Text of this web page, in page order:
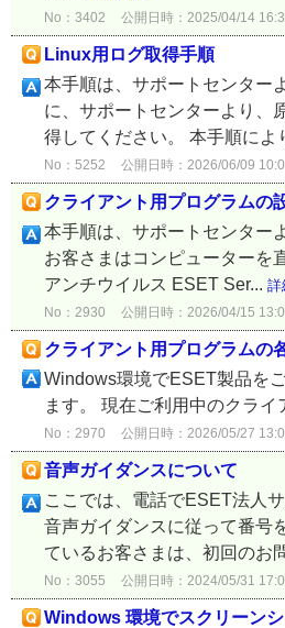
No：3402 公開日時：2025/04/14
Linux用ログ取得手順
本手順は、サポートセンター
に、サポートセンターより、
得してください。 本手順によ
No：5252 公開日時：2026/06/09
クライアント用プログラムの
本手順は、サポートセンター
お客さまはコンピューターを
アンチウイルス ESET Ser... 詳
No：2930 公開日時：2026/04/15
クライアント用プログラムの
Windows環境でESET製品を
ます。 現在ご利用中のクラ
No：2970 公開日時：2026/05/27
音声ガイダンスについて
ここでは、電話でESET法人
音声ガイダンスに従って番号
ているお客さまは、初回のお
No：3055 公開日時：2024/05/31
Windows 環境でスクリーン